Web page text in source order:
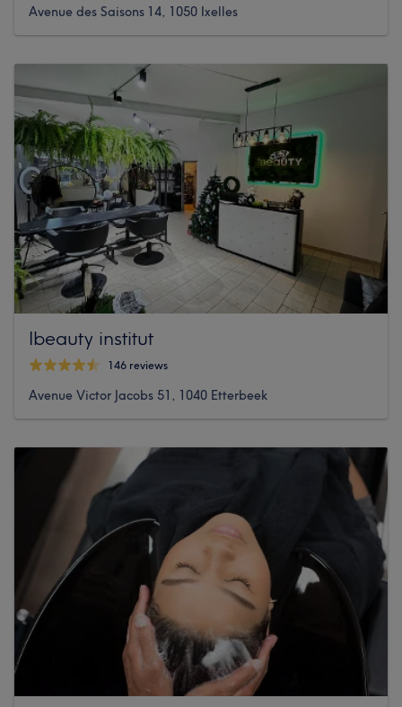
Avenue des Saisons 14, 1050 Ixelles
Ibeauty institut
146 reviews
Avenue Victor Jacobs 51, 1040 Etterbeek